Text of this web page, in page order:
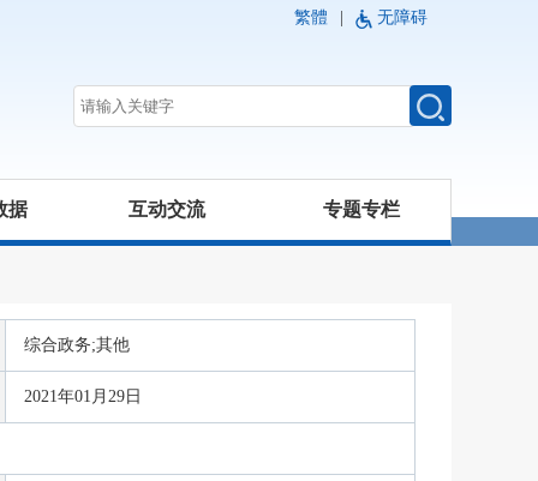
繁體 无障碍
据 互动交流 专题专栏
综合政务;其他
2021年01月29日